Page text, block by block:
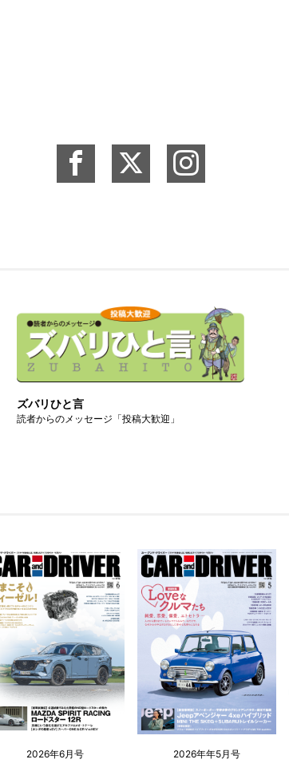
ズバリひと言
読者からのメッセージ「投稿大歓迎」
2026年6月号 2026年年5月号